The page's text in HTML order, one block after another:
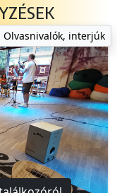
Olvasnivalók, interjúk